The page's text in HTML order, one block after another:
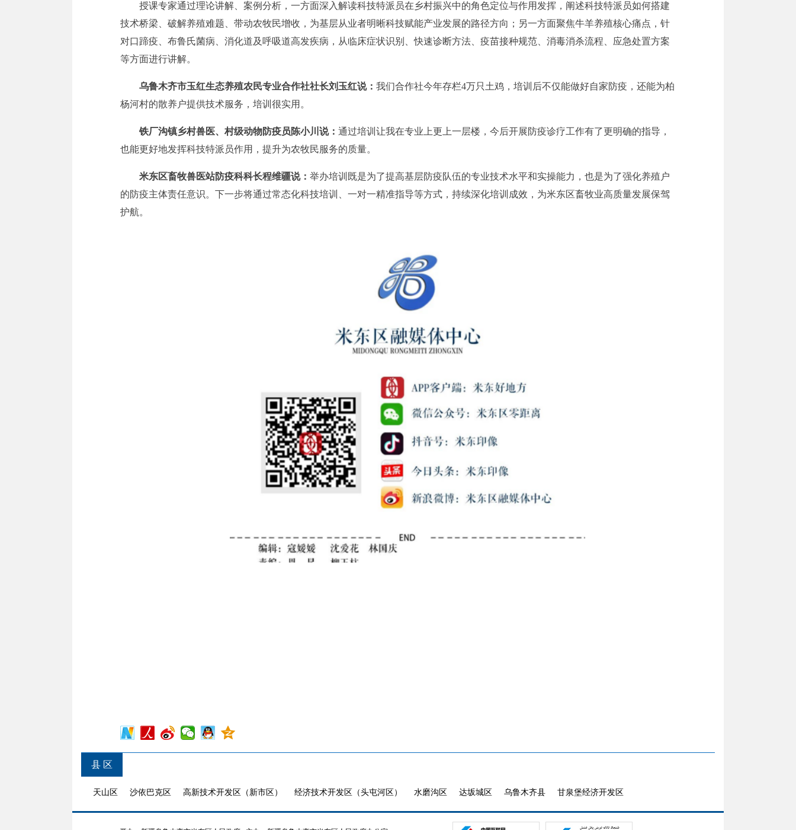
授课专家通过理论讲解、案例分析，一方面深入解读科技特派员在乡村振兴中的角色定位与作用发挥，阐述科技特派员如何搭建
技术桥梁、破解养殖难题、带动农牧民增收，为基层从业者明晰科技赋能产业发展的路径方向；另一方面聚焦牛羊养殖核心痛点，针
对口蹄疫、布鲁氏菌病、消化道及呼吸道高发疾病，从临床症状识别、快速诊断方法、疫苗接种规范、消毒消杀流程、应急处置方案
等方面进行讲解。
乌鲁木齐市玉红生态养殖农民专业合作社社长刘玉红说： 我们合作社今年存栏4万只土鸡，培训后不仅能做好自家防疫，还能为柏
杨河村的散养户提供技术服务，培训很实用。
铁厂沟镇乡村兽医、村级动物防疫员陈小川说： 通过培训让我在专业上更上一层楼，今后开展防疫诊疗工作有了更明确的指导，
也能更好地发挥科技特派员作用，提升为农牧民服务的质量。
米东区畜牧兽医站防疫科科长程维疆说： 举办培训既是为了提高基层防疫队伍的专业技术水平和实操能力，也是为了强化养殖户
的防疫主体责任意识。下一步将通过常态化科技培训、一对一精准指导等方式，持续深化培训成效，为米东区畜牧业高质量发展保驾
护航。
县 区
天山区 沙依巴克区 高新技术开发区（新市区） 经济技术开发区（头屯河区） 水磨沟区 达坂城区 乌鲁木齐县 甘泉堡经济开发区